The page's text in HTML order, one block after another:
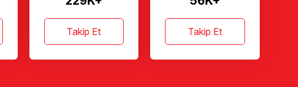
Takip Et Takip Et